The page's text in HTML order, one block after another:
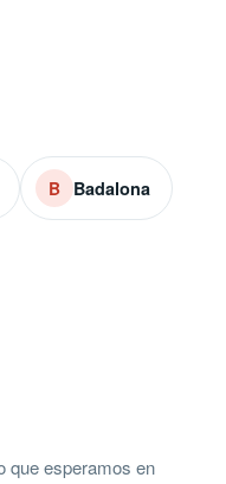
B Badalona
que esperamos en